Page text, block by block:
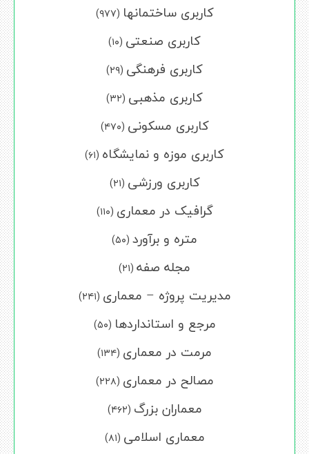
کاربری ساختمانها (۹۷۷)
کاربری صنعتی (۱۰)
کاربری فرهنگی (۲۹)
کاربری مذهبی (۳۲)
کاربری مسکونی (۴۷۰)
کاربری موزه و نمایشگاه (۶۱)
کاربری ورزشی (۲۱)
گرافیک در معماری (۱۱۰)
متره و برآورد (۵۰)
مجله صفه (۲۱)
مدیریت پروژه – معماری (۲۴۱)
مرجع و استانداردها (۵۰)
مرمت در معماری (۱۳۴)
مصالح در معماری (۲۲۸)
معماران بزرگ (۴۶۲)
معماری اسلامی (۸۱)